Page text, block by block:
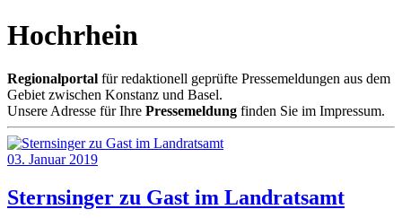
Hochrhein
Regionalportal für redaktionell geprüfte Pressemeldungen aus dem
Gebiet zwischen Konstanz und Basel.
Unsere Adresse für Ihre Pressemeldung finden Sie im Impressum.
03. Januar 2019
Sternsinger zu Gast im Landratsamt